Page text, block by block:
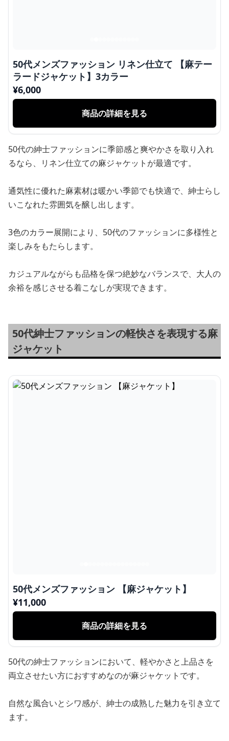
50代メンズファッション リネン仕立て 【麻テー
ラードジャケット】3カラー
¥6,000
商品の詳細を見る
50代の紳士ファッションに季節感と爽やかさを取り入れ
るなら、リネン仕立ての麻ジャケットが最適です。
通気性に優れた麻素材は暖かい季節でも快適で、紳士らし
いこなれた雰囲気を醸し出します。
3色のカラー展開により、50代のファッションに多様性と
楽しみをもたらします。
カジュアルながらも品格を保つ絶妙なバランスで、大人の
余裕を感じさせる着こなしが実現できます。
50代紳士ファッションの軽快さを表現する麻
ジャケット
50代メンズファッション 【麻ジャケット】
¥11,000
商品の詳細を見る
50代の紳士ファッションにおいて、軽やかさと上品さを
両立させたい方におすすめなのが麻ジャケットです。
自然な風合いとシワ感が、紳士の成熟した魅力を引き立て
ます。